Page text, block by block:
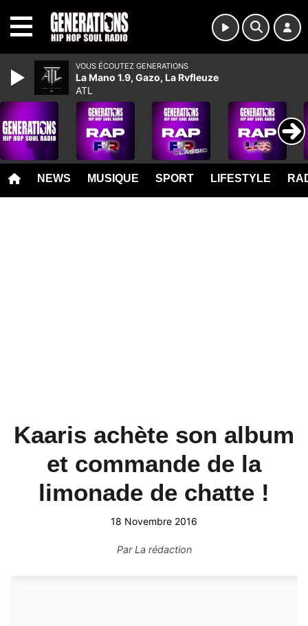
NEWS MUSIQUE SPORT LIFESTYLE
Kaaris achète son album
et commande de la
limonade de chatte !
18 Novembre 2016
ParLa rédaction
VOUS ÉCOUTEZ GENERATIONS
La Mano 1.9, Gazo, La Rvfleuze
ATL